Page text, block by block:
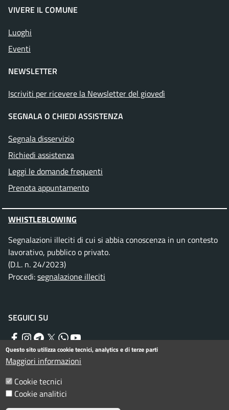
VIVERE IL COMUNE
Luoghi
Eventi
NEWSLETTER
Iscriviti per ricevere la Newsletter del giovedì
SEGNALA O CHIEDI ASSISTENZA
Segnala disservizio
Richiedi assistenza
Leggi le domande frequenti
Prenota appuntamento
WHISTLEBLOWING
Segnalazioni illeciti di cui si abbia conoscenza in un contesto
lavorativo, pubblico o privato.
(D.L. n. 24/2023)
Procedi:segnalazione illeciti
SEGUICI SU
Facebook
Instagram
Telegram
TwitterWhatsApp
YouTube
Menu piè di pagina
Informativa privacy
Dichiarazione di accessibilità
Questo sito utilizza cookie tecnici, analytics e di terze parti
Maggiori informazioni
Cookie tecnici
Cookie analitici